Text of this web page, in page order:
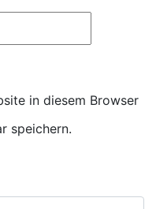
in diesem Browser
speichern.